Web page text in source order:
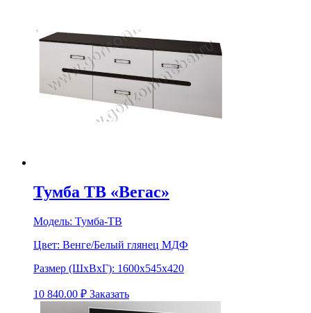
Тумба ТВ «Вегас»
Модель: Тумба-ТВ
Цвет: Венге/Белый глянец МДФ
Размер (ШхВхГ): 1600х545х420
10 840.00 ₽ Заказать